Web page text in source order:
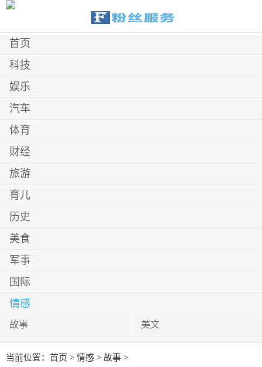
首页
科技
娱乐
汽车
体育
财经
旅游
育儿
历史
美食
军事
国际
情感
故事 美文
当前位置： 首页 > 情感 > 故事 >